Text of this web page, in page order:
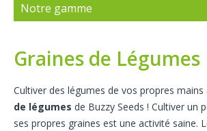
Notre gamme
Graines de Légumes
Cultiver des légumes de vos propres mains
de légumes de Buzzy Seeds ! Cultiver un
ses propres graines est une activité saine.